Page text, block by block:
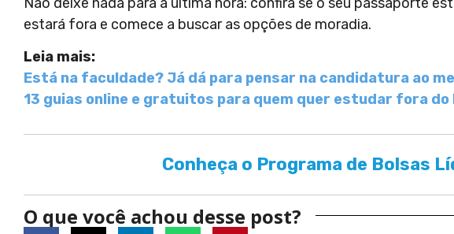
estará fora e comece a buscar as opções de moradia.
Leia mais:
Está na faculdade? Já dá para pensar na candidatura ao
13 guias online e gratuitos para quem quer estudar fora do
Conheça o Programa de Bolsas
O que você achou desse post?